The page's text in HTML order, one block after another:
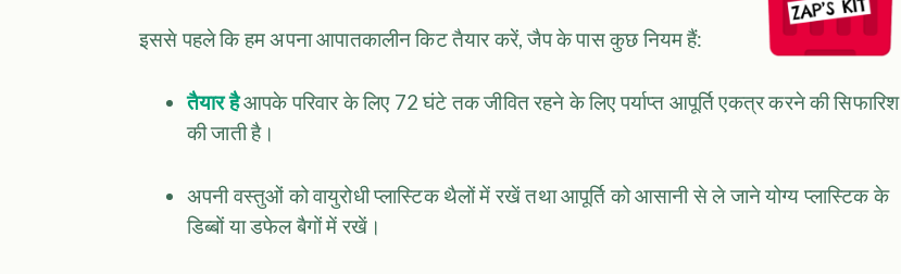
इससे पहले कि हम अपना आपातकालीन किट तैयार करें, जैप के पास कुछ नियम हैं:
तैयार हैआपके परिवार के लिए 72 घंटे तक जीवित रहने के लिए पर्याप्त आपूर्ति एकत्र करने की सिफारिश
की जाती है।
अपनी वस्तुओं को वायुरोधी प्लास्टिक थैलों में रखें तथा आपूर्ति को आसानी से ले जाने योग्य प्लास्टिक के
डिब्बों या डफेल बैगों में रखें।